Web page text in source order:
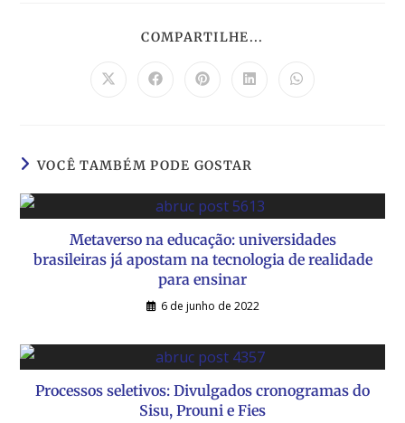
COMPARTILHE...
VOCÊ TAMBÉM PODE GOSTAR
Metaverso na educação: universidades
brasileiras já apostam na tecnologia de realidade
para ensinar
6 de junho de 2022
Processos seletivos: Divulgados cronogramas do
Sisu, Prouni e Fies